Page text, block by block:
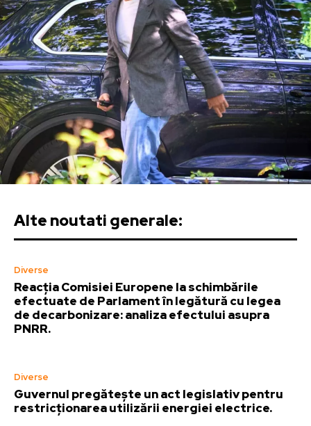
Alte noutati generale:
Diverse
Reacția Comisiei Europene la schimbările
efectuate de Parlament în legătură cu legea
de decarbonizare: analiza efectului asupra
PNRR.
Diverse
Guvernul pregătește un act legislativ pentru
restricționarea utilizării energiei electrice.